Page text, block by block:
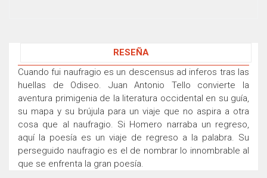
RESEÑA
Cuando fui naufragio es un descensus ad inferos tras las
huellas de Odiseo. Juan Antonio Tello convierte la
aventura primigenia de la literatura occidental en su guía,
su mapa y su brújula para un viaje que no aspira a otra
cosa que al naufragio. Si Homero narraba un regreso,
aquí la poesía es un viaje de regreso a la palabra. Su
perseguido naufragio es el de nombrar lo innombrable al
que se enfrenta la gran poesía.